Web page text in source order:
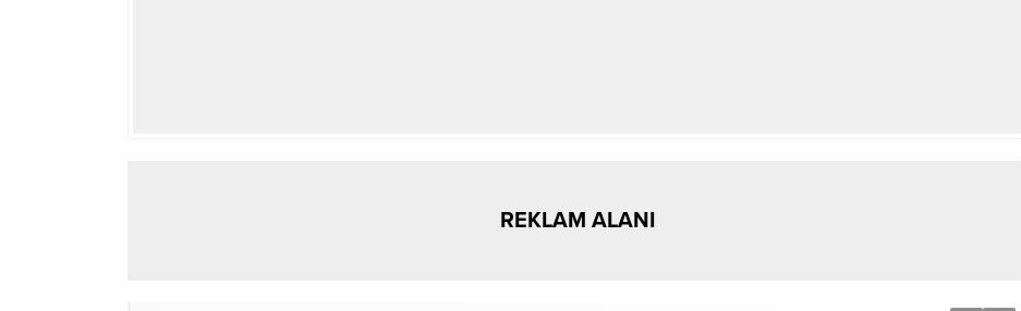
REKLAM ALANI